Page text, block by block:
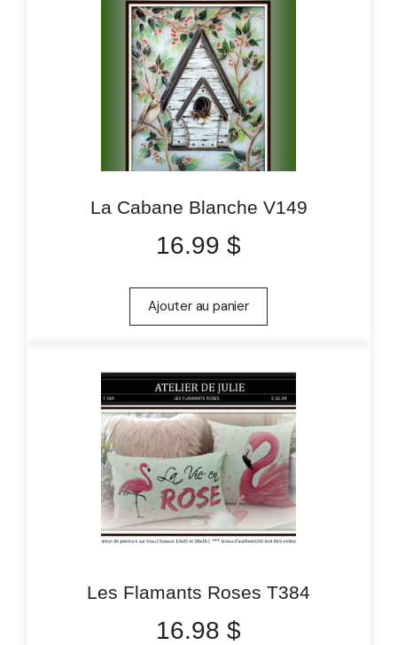
La Cabane Blanche V149
16.99 $
Ajouter au panier
Les Flamants Roses T384
16.98 $